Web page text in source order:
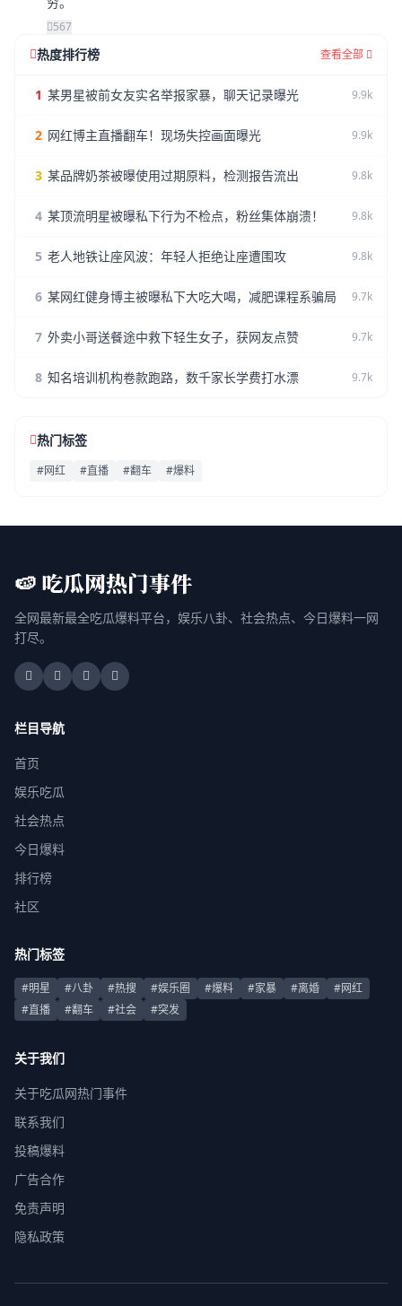
567
热度排行榜 查看全部
1 某男星被前女友实名举报家暴，聊天记录曝光 9.9k
2 网红博主直播翻车！现场失控画面曝光 9.9k
3 某品牌奶茶被曝使用过期原料，检测报告流出 9.8k
4 某顶流明星被曝私下行为不检点，粉丝集体崩溃！ 9.8k
5 老人地铁让座风波：年轻人拒绝让座遭围攻 9.8k
6 某网红健身博主被曝私下大吃大喝，减肥课程系骗局 9.7k
7 外卖小哥送餐途中救下轻生女子，获网友点赞 9.7k
8 知名培训机构卷款跑路，数千家长学费打水漂 9.7k
热门标签
#网红 #直播 #翻车 #爆料
🍉 吃瓜网热门事件
全网最新最全吃瓜爆料平台，娱乐八卦、社会热点、今日爆料一网
打尽。
栏目导航
首页
娱乐吃瓜
社会热点
今日爆料
排行榜
社区
热门标签
#明星 #八卦 #热搜 #娱乐圈 #爆料 #家暴 #离婚
#网红
#直播
#翻车 #社会 #突发
关于我们
关于吃瓜网热门事件
联系我们
投稿爆料
广告合作
免责声明
隐私政策